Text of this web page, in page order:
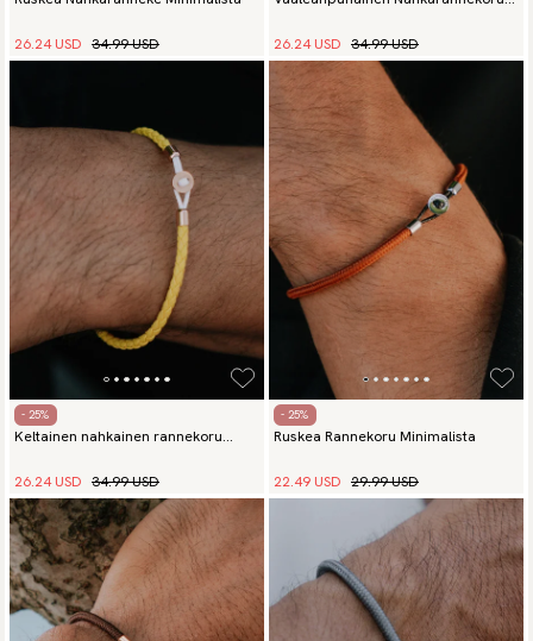
26.24 USD 34.99 USD
26.24 USD 34.99 USD
- 25%
Keltainen nahkainen rannekoru
26.24 USD 34.99 USD
- 25%
Ruskea Rannekoru Minimalista
22.49 USD 29.99 USD